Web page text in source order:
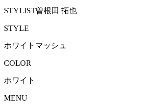
STYLIST曽根田 拓也
STYLE
ホワイトマッシュ
COLOR
ホワイト
MENU